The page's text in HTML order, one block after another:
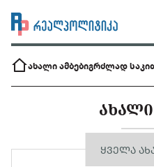
ახალი ამბებიგრძლად
ᲐᲮᲐᲚᲘ
ᲧᲕᲔᲚᲐ